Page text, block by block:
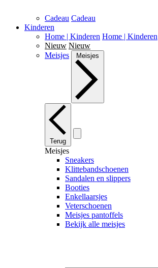
Cadeau Cadeau
Kinderen
Home | Kinderen Home | Kinderen
Nieuw Nieuw
Meisjes
Meisjes
Terug
Meisjes
Sneakers
Klittebandschoenen
Sandalen en slippers
Booties
Enkellaarsjes
Veterschoenen
Meisjes pantoffels
Bekijk alle meisjes